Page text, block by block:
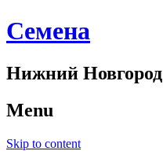
Cемена
Нижний Новгород
Menu
Skip to content